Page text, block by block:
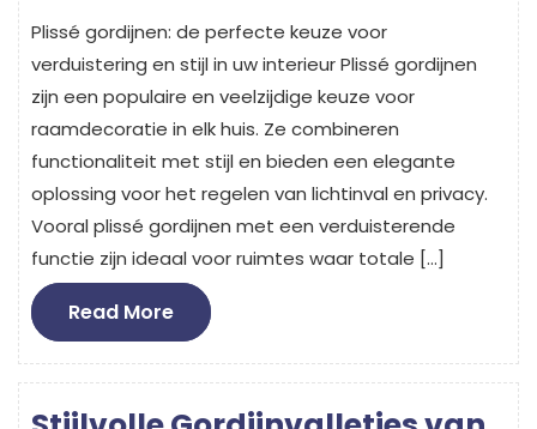
Plissé gordijnen: de perfecte keuze voor
verduistering en stijl in uw interieur Plissé gordijnen
zijn een populaire en veelzijdige keuze voor
raamdecoratie in elk huis. Ze combineren
functionaliteit met stijl en bieden een elegante
oplossing voor het regelen van lichtinval en privacy.
Vooral plissé gordijnen met een verduisterende
functie zijn ideaal voor ruimtes waar totale […]
Read MoreRead
More